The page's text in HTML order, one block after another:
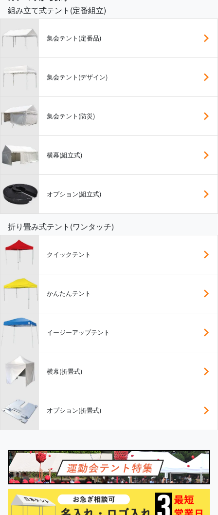
組み立て式テント(定番組立)
集会テント(定番品)
集会テント(デザイン)
集会テント(防災)
横幕(組立式)
オプション(組立式)
折り畳み式テント(ワンタッチ)
クイックテント
かんたんテント
イージーアップテント
横幕(折畳式)
オプション(折畳式)